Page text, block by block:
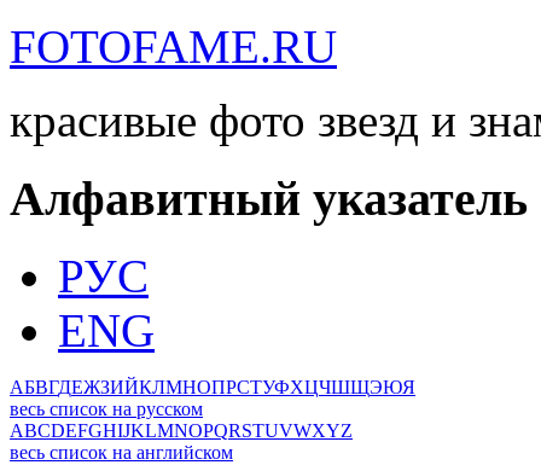
FOTOFAME.RU
красивые фото звезд и
Алфавитный указатель
РУС
ENG
АБВГДЕЖЗИЙКЛМНОПРСТУФХЦЧШЩЭЮЯ
весь список на русском
ABCDEFGHIJKLMNOPQRSTUVWXYZ
весь список на английском